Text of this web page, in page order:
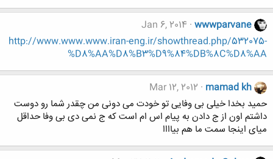
wwwparvane
Jan 6, 2014
http://www.www.www.iran-eng.ir/showthread.php/532075-
%D8%AA%D8%B3%D9%84%DB%8C%D8%AA
mamad kh
Mar 12, 2012
حمید بخدا خیلی بی وفایی تو خودت می دونی من چقدر شما رو دوست
داشتم اون از ج دادن به پیام اس ام است که ج نمی دی بی وفا حداقل
میای اینجا سمت ما هم بیاااا